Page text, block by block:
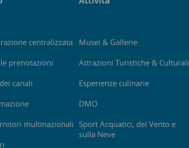
centralizzata
prenotazioni
canali
multinazionali
Musei & Gallerie
Attrazioni Turistiche & Culturali
Esperienze culinarie
DMO
Sport Acquatici, del Vento e
sulla Neve